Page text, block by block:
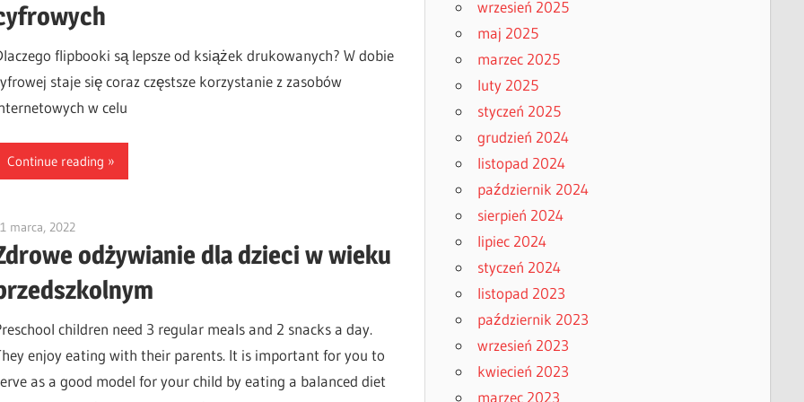
flipbooki są lepsze od książek drukowanych? W dobie
staje się coraz częstsze korzystanie z zasobów
w celu
Continue reading
marca, 2022
odżywianie dla dzieci w wieku
children need 3 regular meals and 2 snacks a day.
enjoy eating with their parents. It is important for you to
as a good model for your child by eating a balanced diet
wrzesień 2025
maj 2025
marzec 2025
luty 2025
styczeń 2025
grudzień 2024
listopad 2024
październik 2024
sierpień 2024
lipiec 2024
styczeń 2024
listopad 2023
październik 2023
wrzesień 2023
kwiecień 2023
marzec 2023